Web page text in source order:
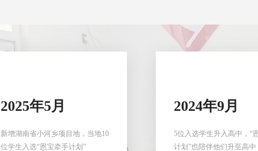
2025年5月
新增湖南省小河乡项目地，当地10
位学生入选“恩宝牵手计划”
2024年9月
5位入选学生升入高中，“
计划”也陪伴他们升至高中